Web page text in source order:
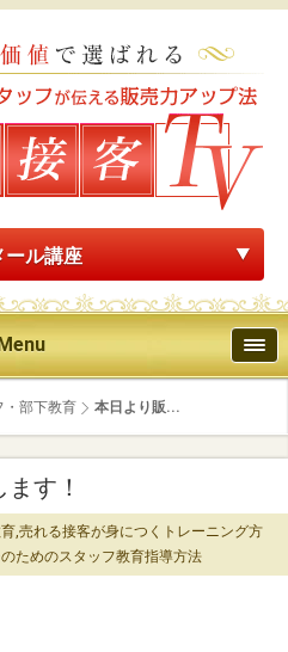
ル講座
・部下教育 本日より販...
す！
,売れる接客が身につくトレーニング方
ためのスタッフ教育指導方法